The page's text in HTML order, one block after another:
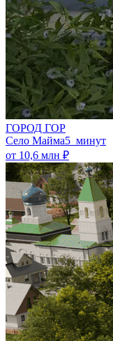
ГОРОД ГОР
Село Майма5 минут
от 10,6 млн ₽